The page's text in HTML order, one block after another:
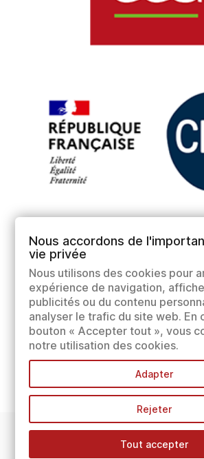
INFORMATIONS
Nous accordons de
vie privée
Nous utilisons des cookies pour
expérience de navigation,
publicités ou du contenu
analyser le trafic du site web. En
bouton « Accepter tout », vous
notre utilisation des cookies.
Adapter
Rejeter
Tout accepter